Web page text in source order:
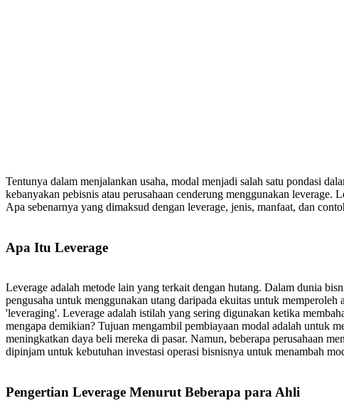
Tentunya dalam menjalankan usaha, modal menjadi salah satu pondasi
kebanyakan pebisnis atau perusahaan cenderung menggunakan
Apa sebenarnya yang dimaksud dengan leverage, jenis, manfaat, dan
Apa Itu Leverage
Leverage adalah metode lain yang terkait dengan hutang. Dalam dunia
pengusaha untuk menggunakan utang daripada ekuitas untuk
'leveraging'. Leverage adalah istilah yang sering digunakan ketika
mengapa demikian? Tujuan mengambil pembiayaan modal adalah untuk
meningkatkan daya beli mereka di pasar. Namun, beberapa perusahaan
dipinjam untuk kebutuhan investasi operasi bisnisnya untuk menambah
Pengertian Leverage Menurut Beberapa para Ahli